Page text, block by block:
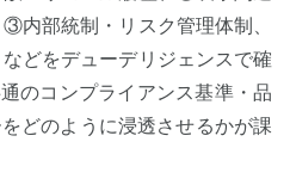
内部統制・リスク管理体制、
どをデューデリジェンスで確
のコンプライアンス基準・品
どのように浸透させるかが課